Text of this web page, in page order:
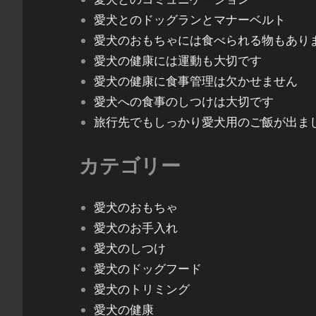
愛犬とのドッグランとマナーベルト
愛犬のおもちゃには食べられる物もあり
愛犬の健康には運動も大切です
愛犬の健康に食事管理は欠かせません
愛犬への食事のしつけは大切です
旅行先でもしっかり愛犬用のご飯が出ま
カテゴリー
愛犬のおもちゃ
愛犬のお手入れ
愛犬のしつけ
愛犬のドッグフード
愛犬のトリミング
愛犬の健康